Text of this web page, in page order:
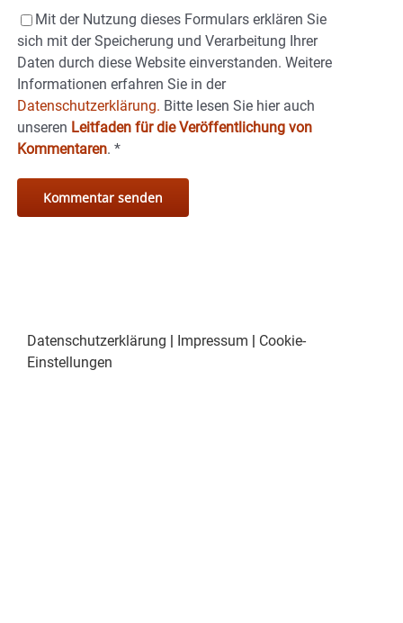
Mit der Nutzung dieses Formulars erklären Sie
sich mit der Speicherung und Verarbeitung Ihrer
Daten durch diese Website einverstanden. Weitere
Informationen erfahren Sie in der
Datenschutzerklärung. Bitte lesen Sie hier auch
unseren Leitfaden für die Veröffentlichung von
Kommentaren. *
Datenschutzerklärung | Impressum | Cookie-
Einstellungen